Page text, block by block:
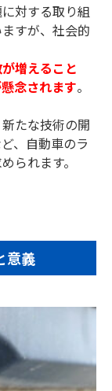
対する取り組
すが、社会的
増えること
念されます。
たな技術の開
、自動車のラ
られます。
意義